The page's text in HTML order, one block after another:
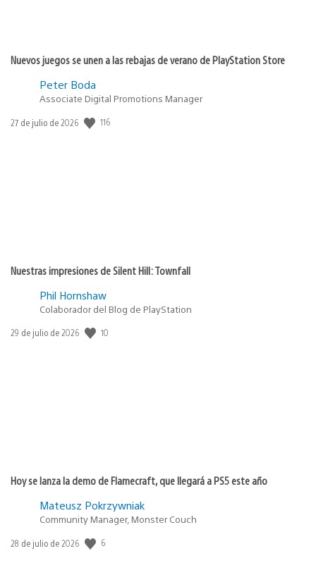
Nuevos juegos se unen a las rebajas de verano de PlayStation Store
Peter Boda
Associate Digital Promotions Manager
Fecha
27 de julio de 2026 116
Nuestras impresiones de Silent Hill: Townfall
Phil Hornshaw
Colaborador del Blog de PlayStation
Fecha
29 de julio de 2026 10
Hoy se lanza la demo de Flamecraft, que llegará a PS5 este año
Mateusz Pokrzywniak
Community Manager, Monster Couch
Fecha
28 de julio de 2026 6